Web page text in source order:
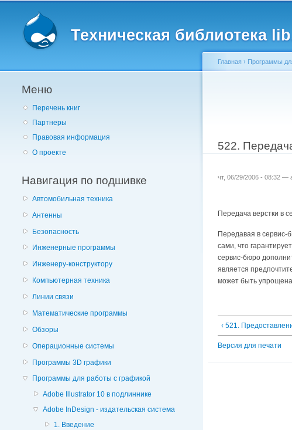
Техническая библиотека
Меню
Перечень книг
Партнеры
Правовая информация
О проекте
Навигация по подшивке
Автомобильная техника
Антенны
Безопасность
Инженерные программы
Инженеру-конструктору
Компьютерная техника
Линии связи
Математические программы
Обзоры
Операционные системы
Программы 3D графики
Программы для работы с графикой
Adobe Illustrator 10 в подлиннике
Adobe InDesign - издательская система
1. Введение
Главная › Программы
522.
чт, 06/29/2006 - 08:32 —
Передача верстки в
Передавая в сервис-
сами, что
сервис-бюро
является
может быть
‹ 521.
Версия для печати